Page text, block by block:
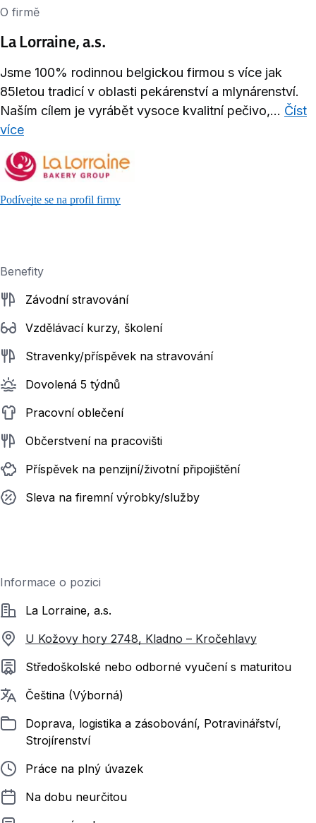
O firmě
La Lorraine, a.s.
Jsme 100% rodinnou belgickou firmou s více jak
85letou tradicí v oblasti pekárenství a mlynárenství.
Naším cílem je vyrábět vysoce kvalitní pečivo,... Číst
více
Podívejte se na profil firmy
Benefity
Závodní stravování
Vzdělávací kurzy, školení
Stravenky/příspěvek na stravování
Dovolená 5 týdnů
Pracovní oblečení
Občerstvení na pracovišti
Příspěvek na penzijní/životní připojištění
Sleva na firemní výrobky/služby
Informace o pozici
SpolečnostLa Lorraine, a.s.
U Kožovy hory 2748, Kladno – Kročehlavy
Požadované vzdělání
Středoškolské nebo odborné vyučení s maturitou
Požadované jazyky
Čeština (Výborná)
ZařazenoDoprava, logistika a zásobování, Potravinářství,
Strojírenství
Typ pracovního poměru
Práce na plný úvazek
Délka pracovního poměru
Na dobu neurčitou